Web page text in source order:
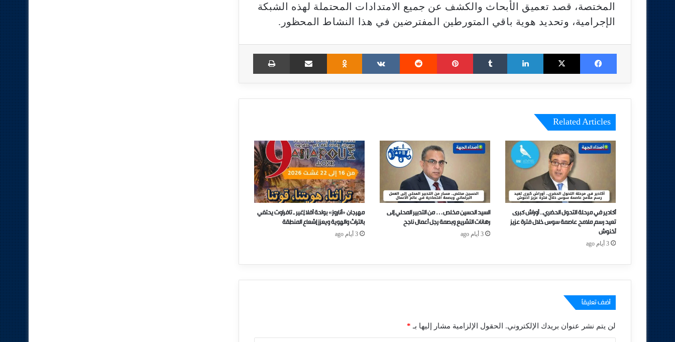
المختصة، قصد تعميق الأبحاث والكشف عن جميع الامتدادات المحتملة لهذه الشبكة
الإجرامية، وتحديد هوية باقي المتورطين المفترضين في هذا النشاط المحظور.
Facebook
X
LinkedIn
Tumblr
Pinterest
Reddit
VKontakte
Odnoklassniki
Share via Email
Print
Related Articles
أكادير في مرحلة التحول الحضري.. أوراش كبرى
تعيد رسم ملامح عاصمة سوس خلال فترة عزيز
أخنوش
3 أيام ago
السيد الحسين مخلص… من التدبير المحلي إلى
رهانات التشريع وبصمة رجل أعمال ناجح
3 أيام ago
مهرجان «أناروز» بواحة أفلا إغير ـ تافراوت يحتفي
بالتراث والهوية ويعزز إشعاع المنطقة
3 أيام ago
أضف تعليقاً
لن يتم نشر عنوان بريدك الإلكتروني. الحقول الإلزامية مشار إليها بـ *